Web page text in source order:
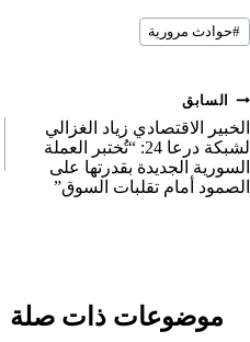
o
n
r
e
o
وسوم
المقال:
#حوادث مرورية
تصفّح
المقالات
السابق
الخبير الاقتصادي زياد الغزالي
لشبكة درعا 24: “تُختبر العملة
السورية الجديدة بقدرتها على
الصمود أمام تقلبات السوق”
موضوعات ذات صلة